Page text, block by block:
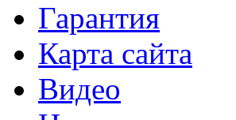
Гарантия
Карта сайта
Видео